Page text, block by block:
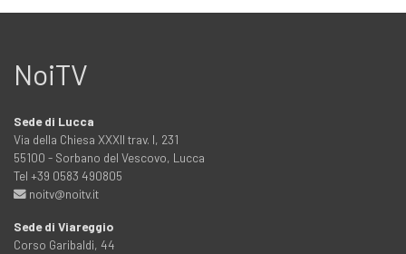
NoiTV
Sede di Lucca
Via della Chiesa XXXII trav. I, 231
55100 - Sorbano del Vescovo, Lucca
Tel +39 0583 490805
noitv@noitv.it
Sede di Viareggio
Corso Garibaldi, 44